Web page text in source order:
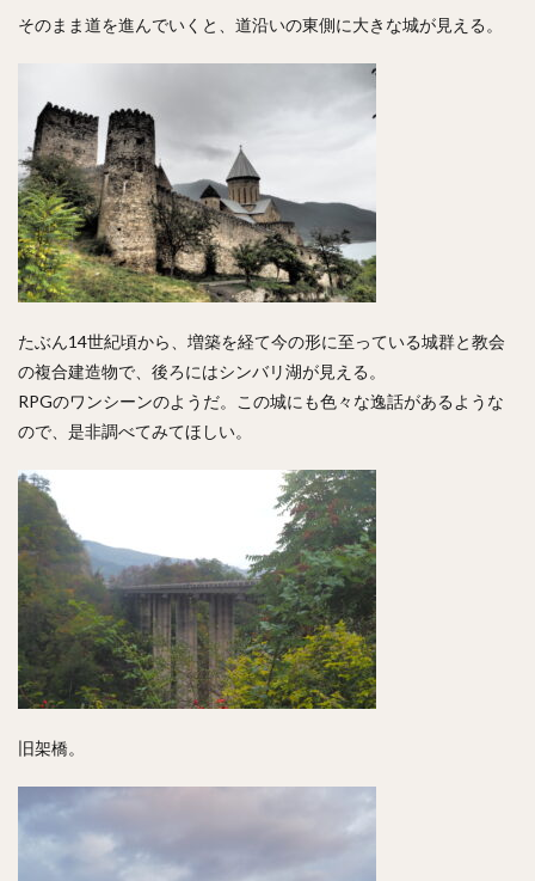
そのまま道を進んでいくと、道沿いの東側に大きな城が見える。
たぶん14世紀頃から、増築を経て今の形に至っている城群と教会
の複合建造物で、後ろにはシンバリ湖が見える。
RPGのワンシーンのようだ。この城にも色々な逸話があるような
ので、是非調べてみてほしい。
旧架橋。